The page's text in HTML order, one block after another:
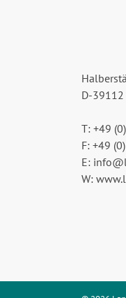
D-
T: +49
F: +49
E:
W: